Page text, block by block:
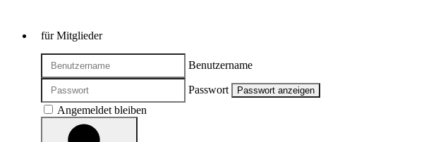
für Mitglieder
Benutzername
Passwort Passwort anzeigen
Angemeldet bleiben